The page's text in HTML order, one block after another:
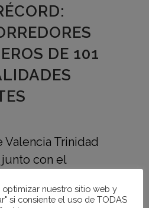
DE 101
Valencia Trinidad
junto con el
han presentado
nuestro sitio web y
si consiente el uso de TODAS